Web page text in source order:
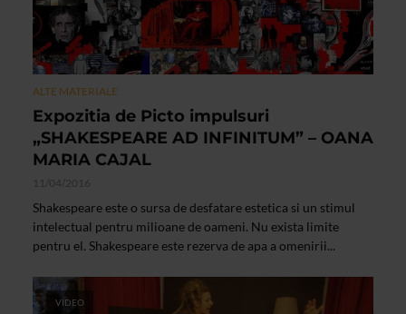
ALTE MATERIALE
Expozitia de Picto impulsuri
„SHAKESPEARE AD INFINITUM” – OANA
MARIA CAJAL
11/04/2016
Shakespeare este o sursa de desfatare estetica si un stimul
intelectual pentru milioane de oameni. Nu exista limite
pentru el. Shakespeare este rezerva de apa a omenirii...
VIDEO